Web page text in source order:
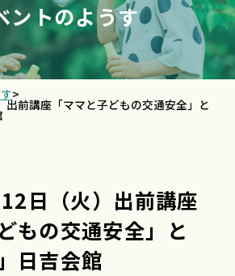
ントのようす
>
前講座「ママと子どもの交通安全」と
日（火）出前講座
もの交通安全」と
日吉会館